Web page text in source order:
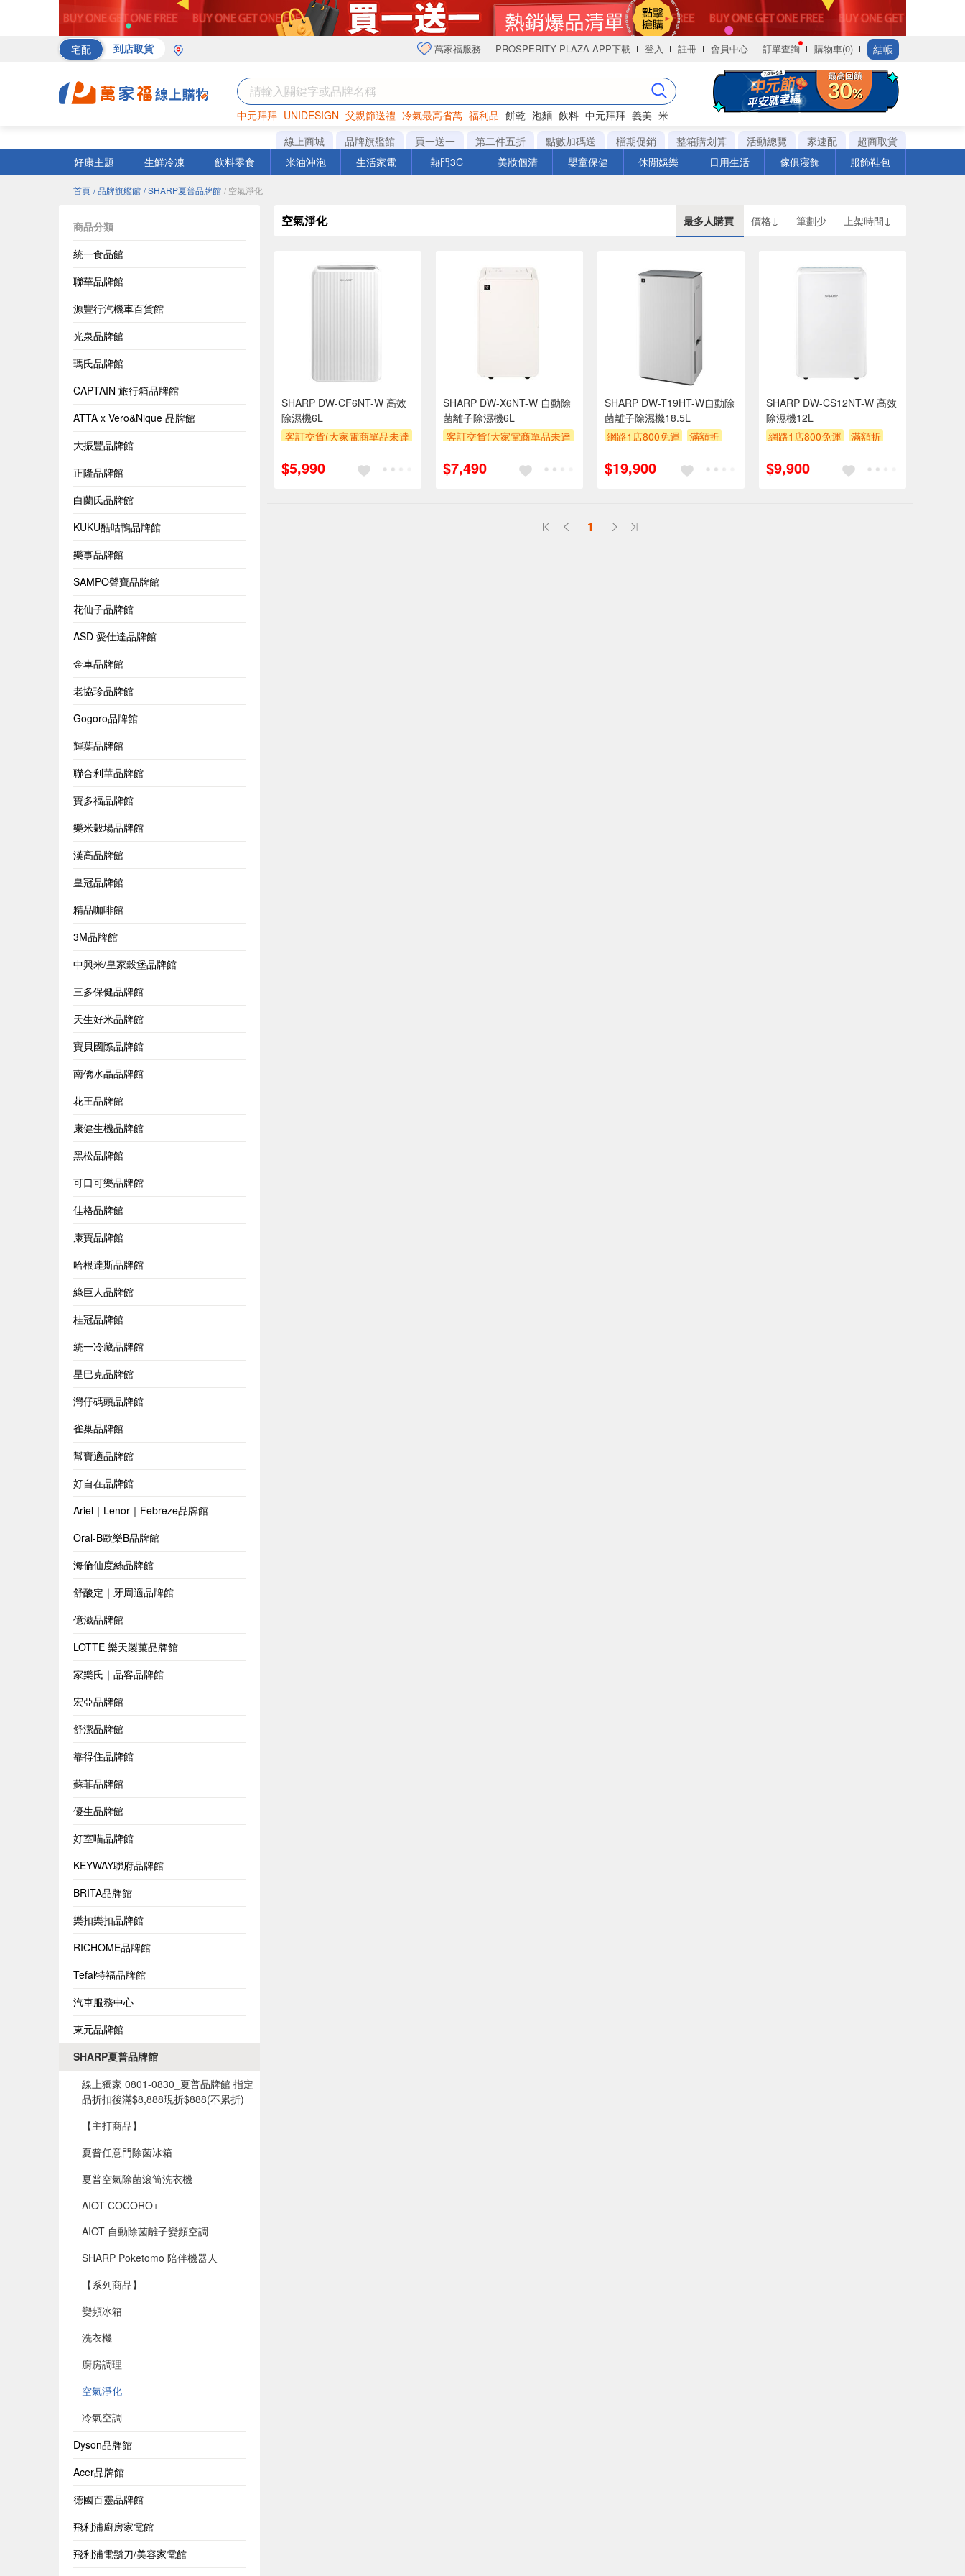
宅配 到店取貨 萬家福服務 PROSPERITY PLAZA APP下載 登入 註冊 會員中心 訂單查詢 購物車(0) 結帳
中元拜拜 UNIDESIGN 父親節送禮 冷氣最高省萬 福利品 餅乾 泡麵 飲料 中元拜拜 義美 米
巧克力 罐頭 衛生紙
線上商城 品牌旗艦館 買一送一 第二件五折 點數加碼送 檔期促銷 整箱購划算 活動總覽 家速配
超商取貨
好康主題
生鮮冷凍 飲料零食 米油沖泡 生活家電 熱門3C 美妝個清 嬰童保健 休閒娛樂 日用生活 傢俱寢飾 服飾鞋包
首頁 / 品牌旗艦館 / SHARP夏普品牌館 / 空氣淨化
商品分類
統一食品館
聯華品牌館
源豐行汽機車百貨館
光泉品牌館
瑪氏品牌館
CAPTAIN 旅行箱品牌館
ATTA x Vero&Nique 品牌館
大振豐品牌館
正隆品牌館
白蘭氏品牌館
KUKU酷咕鴨品牌館
樂事品牌館
SAMPO聲寶品牌館
花仙子品牌館
ASD 愛仕達品牌館
金車品牌館
老協珍品牌館
Gogoro品牌館
輝葉品牌館
聯合利華品牌館
寶多福品牌館
樂米穀場品牌館
漢高品牌館
皇冠品牌館
精品咖啡館
3M品牌館
中興米/皇家穀堡品牌館
三多保健品牌館
天生好米品牌館
寶貝國際品牌館
南僑水晶品牌館
花王品牌館
康健生機品牌館
黑松品牌館
可口可樂品牌館
佳格品牌館
康寶品牌館
哈根達斯品牌館
綠巨人品牌館
桂冠品牌館
統一冷藏品牌館
星巴克品牌館
灣仔碼頭品牌館
雀巢品牌館
幫寶適品牌館
好自在品牌館
Ariel｜Lenor｜Febreze品牌館
Oral-B歐樂B品牌館
海倫仙度絲品牌館
舒酸定｜牙周適品牌館
億滋品牌館
LOTTE 樂天製菓品牌館
家樂氏｜品客品牌館
宏亞品牌館
舒潔品牌館
靠得住品牌館
蘇菲品牌館
優生品牌館
好室喵品牌館
KEYWAY聯府品牌館
BRITA品牌館
樂扣樂扣品牌館
RICHOME品牌館
Tefal特福品牌館
汽車服務中心
東元品牌館
SHARP夏普品牌館
線上獨家 0801-0830_夏普品牌館 指定
品折扣後滿$8,888現折$888(不累折)
【主打商品】
夏普任意門除菌冰箱
夏普空氣除菌滾筒洗衣機
AIOT COCORO+
AIOT 自動除菌離子變頻空調
SHARP Poketomo 陪伴機器人
【系列商品】
變頻冰箱
洗衣機
廚房調理
空氣淨化
冷氣空調
Dyson品牌館
Acer品牌館
德國百靈品牌館
飛利浦廚房家電館
飛利浦電鬍刀/美容家電館
空氣淨化 最多人購買 價格↓ 筆劃少 上架時間↓
SHARP DW-CF6NT-W 高效
除濕機6L
客訂交貨(大家電商單品未達
安裝跨區費另計,實際收費以
$5,990
SHARP DW-X6NT-W 自動除
菌離子除濕機6L
客訂交貨(大家電商單品未達
安裝跨區費另計,實際收費以
$7,490
SHARP DW-T19HT-W自動除
菌離子除濕機18.5L
網路1店800免運
滿額折
$19,900
SHARP DW-CS12NT-W 高效
除濕機12L
網路1店800免運
滿額折
$9,900
1